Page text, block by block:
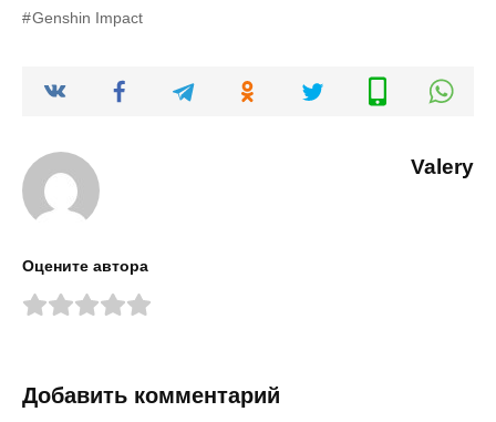
Genshin Impact
Valery
Оцените автора
Добавить комментарий